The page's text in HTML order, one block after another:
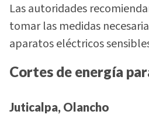
Las autoridades
tomar las medidas
aparatos eléctricos
Cortes de energía
Juticalpa, Olancho